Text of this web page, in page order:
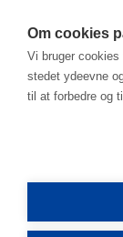
Om cookies
Vi bruger
stedet ydeevne
til at forbedre og